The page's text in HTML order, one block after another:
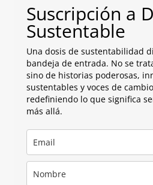
Suscripción a
Sustentable
Una dosis de sustentabilidad
bandeja de entrada. No se
sino de historias poderosas,
sustentables y voces de
redefiniendo lo que significa
más allá.